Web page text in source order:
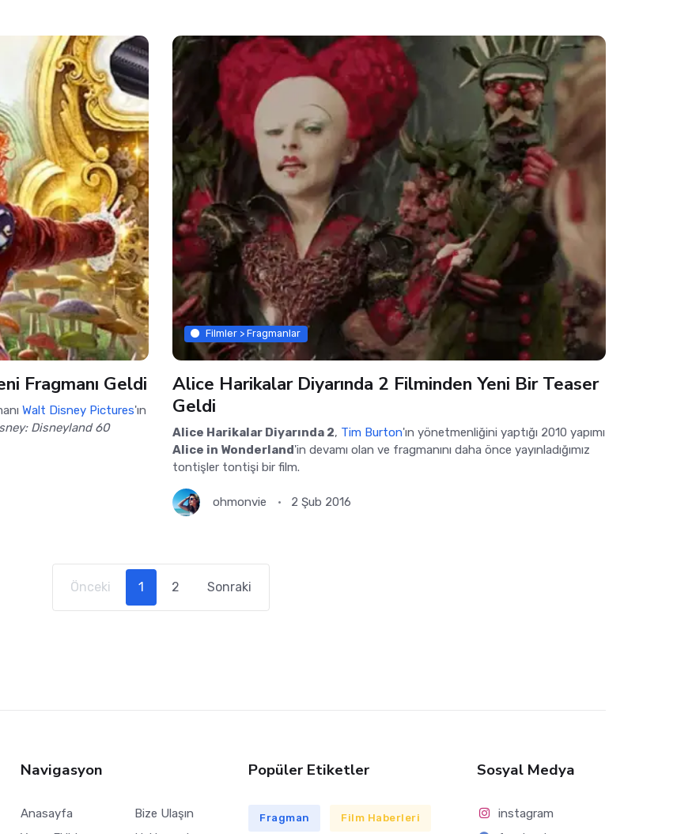
Fragmanı Geldi
Walt Disney Pictures'ın
Disneyland 60
Filmler > Fragmanlar
Alice Harikalar Diyarında 2 Filminden Yeni Bir Teaser
Geldi
Alice Harikalar Diyarında 2, Tim Burton'ın yönetmenliğini yaptığı 2010 yapımı
Alice in Wonderland'in devamı olan ve fragmanını daha önce yayınladığımız
tontişler tontişi bir film.
ohmonvie 2 Şub 2016
Önceki 1(current)
2 Sonraki
Navigasyon
Anasayfa
Bize Ulaşın
Popüler Etiketler
Fragman Film Haberleri
Sosyal Medya
instagram